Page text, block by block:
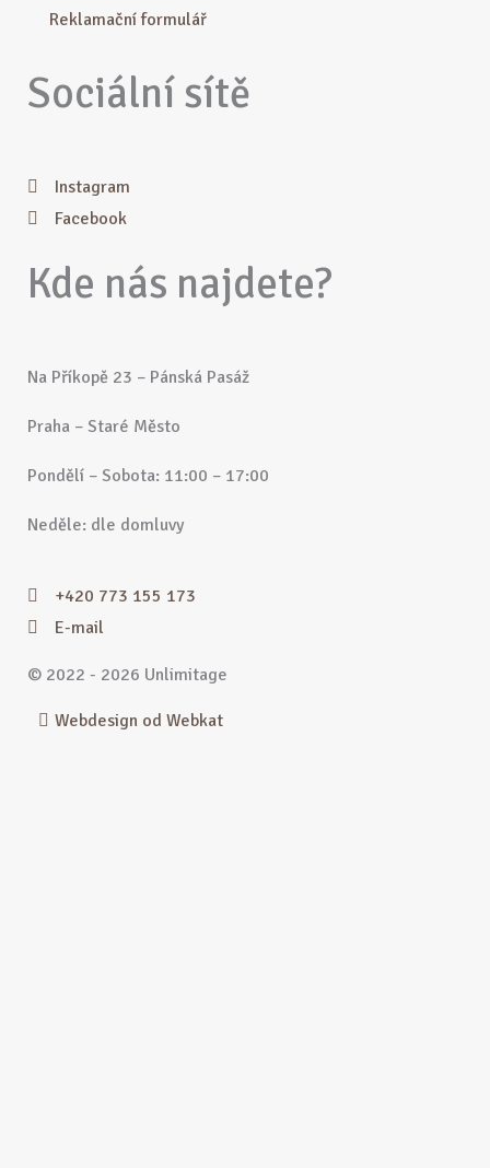
Reklamační formulář
Sociální sítě
Instagram
Facebook
Kde nás najdete?
Na Příkopě 23 – Pánská Pasáž
Praha – Staré Město
Pondělí – Sobota: 11:00 – 17:00
Neděle: dle domluvy
+420 773 155 173
E-mail
© 2022 - 2026 Unlimitage
Webdesign od Webkat